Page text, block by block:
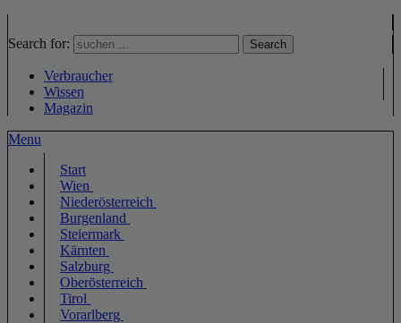
Search for: Search
Verbraucher
Wissen
Magazin
Menu
Start
Wien
Niederösterreich
Burgenland
Steiermark
Kärnten
Salzburg
Oberösterreich
Tirol
Vorarlberg